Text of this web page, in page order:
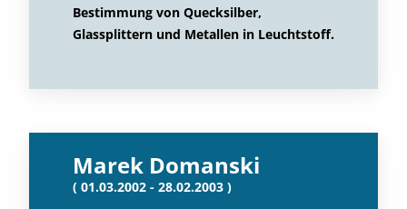
Bestimmung von Quecksilber,
Glassplittern und Metallen in Leuchtstoff.
Marek Domanski
( 01.03.2002 - 28.02.2003 )